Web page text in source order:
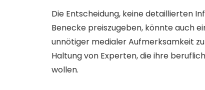
Die Entscheidung, keine detaillierten
Benecke preiszugeben, könnte auch
unnötiger medialer Aufmerksamkeit
Haltung von Experten, die ihre
wollen.